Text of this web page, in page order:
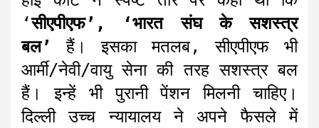
‘सीएपीएफ’, ‘भारत संघ के सशस्त्र
बल’
हैं। इसका मतलब, सीएपीएफ भी
आर्मी/नेवी/वायु सेना की तरह सशस्त्र बल
हैं। इन्हें भी पुरानी पेंशन मिलनी चाहिए।
दिल्ली उच्च न्यायालय ने अपने फैसले में